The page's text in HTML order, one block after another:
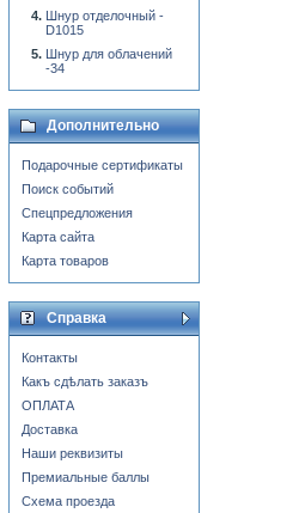
Шнур отделочный -
D1015
Шнур для облачений
-34
Дополнительно
Подарочные сертификаты
Поиск событий
Спецпредложения
Карта сайта
Карта товаров
Справка
Контакты
Какъ сдѣлать заказъ
ОПЛАТА
Доставка
Наши реквизиты
Премиальные баллы
Схема проезда